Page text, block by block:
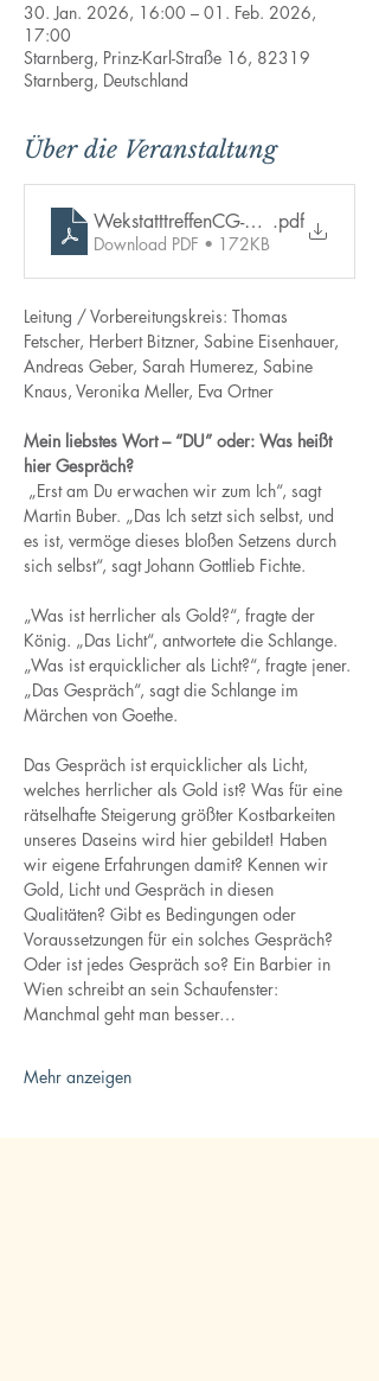
30. Jan. 2026, 16:00 – 01. Feb. 2026,
17:00
Starnberg, Prinz-Karl-Straße 16, 82319
Starnberg, Deutschland
Über die Veranstaltung
WekstatttreffenCG-Starnberg2026-
.pdf
Download PDF • 172KB
Leitung / Vorbereitungskreis: Thomas
Fetscher, Herbert Bitzner, Sabine Eisenhauer,
Andreas Geber, Sarah Humerez, Sabine
Knaus, Veronika Meller, Eva Ortner
Mein liebstes Wort – “DU” oder: Was heißt
hier Gespräch?
Martin Buber. „Das Ich setzt sich selbst, und
es ist, vermöge dieses bloßen Setzens durch
sich selbst“, sagt Johann Gottlieb Fichte.
„Was ist herrlicher als Gold?“, fragte der
König. „Das Licht“, antwortete die Schlange.
„Was ist erquicklicher als Licht?“, fragte jener.
„Das Gespräch“, sagt die Schlange im
Märchen von Goethe.
Das Gespräch ist erquicklicher als Licht,
welches herrlicher als Gold ist? Was für eine
rätselhafte Steigerung größter Kostbarkeiten
unseres Daseins wird hier gebildet! Haben
wir eigene Erfahrungen damit? Kennen wir
Gold, Licht und Gespräch in diesen
Qualitäten? Gibt es Bedingungen oder
Voraussetzungen für ein solches Gespräch?
Oder ist jedes Gespräch so? Ein Barbier in
Wien schreibt an sein Schaufenster:
Manchmal geht man besser…
Mehr anzeigen